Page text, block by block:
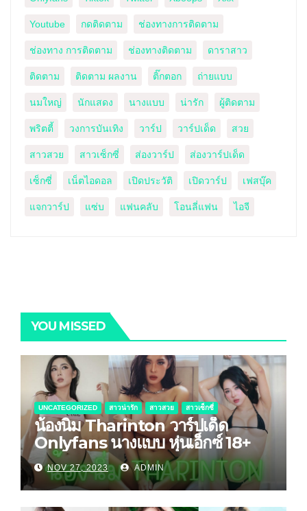
Youtube กดติดตาม ช่องทางการติดตาม
ช่องทาง การติดตาม ช่องทางติดตาม ดาราสาว
ติดตาม ติดตาม ผลงาน ติ๊กตอก ถ่ายแบบ
นมใหญ่ นักแสดง นางแบบ น่ารัก ผู้ติดตาม
พริตตี้ วงการบันเทิง วาร์ป วาร์ปเด็ด สวย
สาวสวย สาวเซ็กซี่ ส่องวาร์ป ส่องวาร์ปเด็ด
เซ็กซี่ เน็ตไอดอล เปิดประวัติ เปิดวาร์ป เฟสบุ๊ค
แจกวาร์ป แซ่บ แฟนคลับ โอนลี่แฟน ไอจี
YOU MISSED
UNCATEGORIZED สาวน่ารัก สาวสวย สาวเซ็กซี่
น้องนิ่ม Tharinton วาร์ปเด็ด
Onlyfans นางแบบ หุ่นเอ็กซ์ 18+
NOV 27, 2023 ADMIN